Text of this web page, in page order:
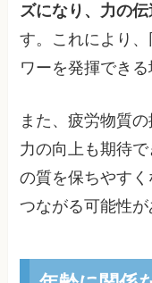
ズになり、力の
す。これにより
ワーを発揮できる
また、疲労物質
力の向上も期待
の質を保ちやす
つながる可能性が